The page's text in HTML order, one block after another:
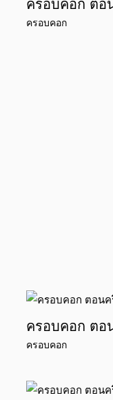
ครอบคอก ตอ
ครอบคอก
ครอบคอก ตอ
ครอบคอก